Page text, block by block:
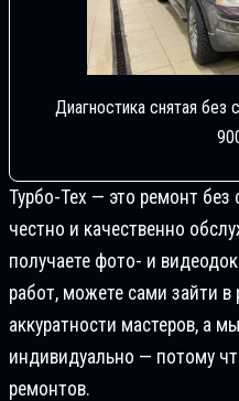
Диагностика снятая без
Турбо-Тех — это ремонт
честно и качественно
получаете фото- и
работ, можете сами зайти в
аккуратности мастеров, а
индивидуально — потому
ремонтов.